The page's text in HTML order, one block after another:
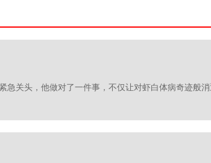
关头，他做对了一件事，不仅让对虾白体病奇​​​迹般